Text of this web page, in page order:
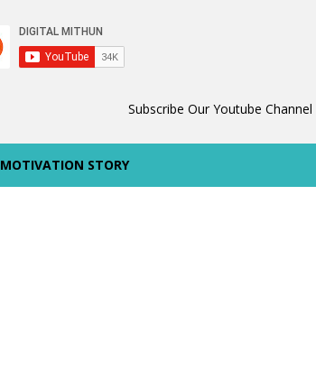
Subscribe Our Youtube Channel
MOTIVATION STORY